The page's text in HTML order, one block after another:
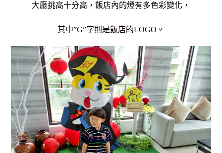
大廳挑高十分高，飯店內的燈有多色彩變化，
其中”G”字則是飯店的LOGO。